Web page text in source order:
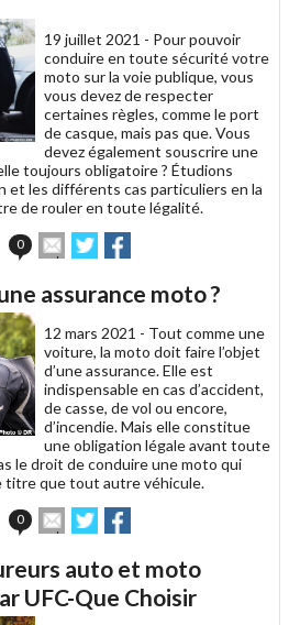
19 juillet 2021 - Pour pouvoir
conduire en toute sécurité votre
moto sur la voie publique, vous
vous devez de respecter
certaines règles, comme le port
de casque, mais pas que. Vous
devez également souscrire une
toujours obligatoire ? Étudions
et les différents cas particuliers en la
de rouler en toute légalité.
0
Envoyer
cet
à
ami
Partager
sur sur
assurance moto ?
12 mars 2021 - Tout comme une
voiture, la moto doit faire l’objet
d’une assurance. Elle est
indispensable en cas d’accident,
de casse, de vol ou encore,
d’incendie. Mais elle constitue
une obligation légale avant toute
le droit de conduire une moto qui
titre que tout autre véhicule.
0
Envoyer
cet
à
un
ami
Partager
sur sur
auto et moto
UFC-Que Choisir